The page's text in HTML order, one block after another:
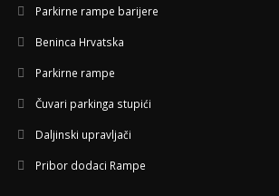
Parkirne rampe barijere
Beninca Hrvatska
Parkirne rampe
Čuvari parkinga stupići
Daljinski upravljači
Pribor dodaci Rampe